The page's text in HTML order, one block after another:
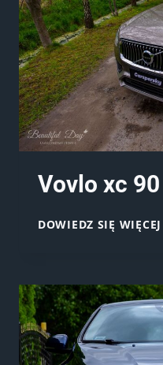
Vovlo xc 90
DOWIEDZ SIĘ WIĘCEJ